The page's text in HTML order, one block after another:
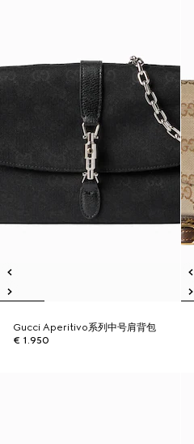
Gucci Aperitivo系列中号肩背包
€ 1.950